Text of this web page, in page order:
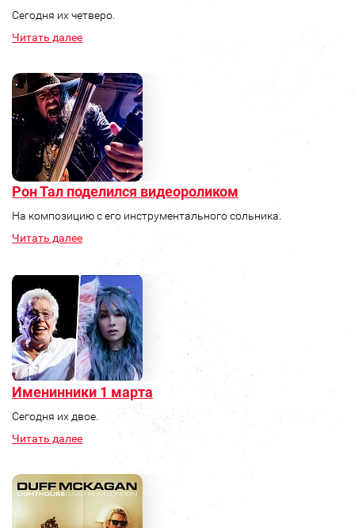
Сегодня их четверо.
Читать далее
Рон Тал поделился видеороликом
На композицию с его инструментального сольника.
Читать далее
Именинники 1 марта
Сегодня их двое.
Читать далее